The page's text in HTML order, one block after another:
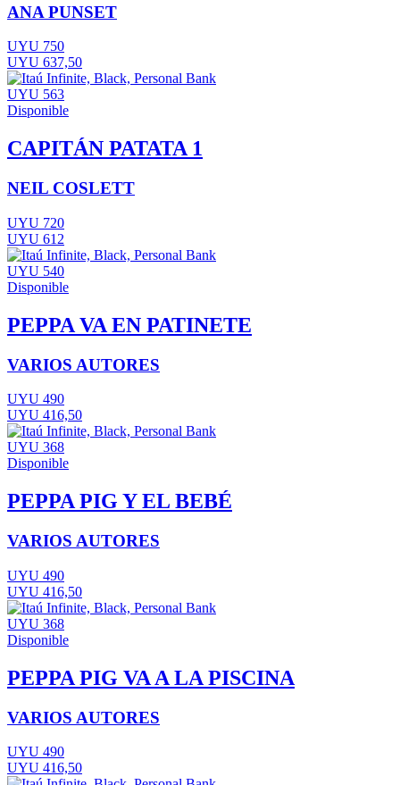
ANA PUNSET
UYU 750
UYU 637,50
UYU 563
Disponible
CAPITÁN PATATA 1
NEIL COSLETT
UYU 720
UYU 612
UYU 540
Disponible
PEPPA VA EN PATINETE
VARIOS AUTORES
UYU 490
UYU 416,50
UYU 368
Disponible
PEPPA PIG Y EL BEBÉ
VARIOS AUTORES
UYU 490
UYU 416,50
UYU 368
Disponible
PEPPA PIG VA A LA PISCINA
VARIOS AUTORES
UYU 490
UYU 416,50